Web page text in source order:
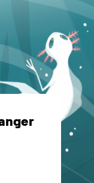
mini-jeux et